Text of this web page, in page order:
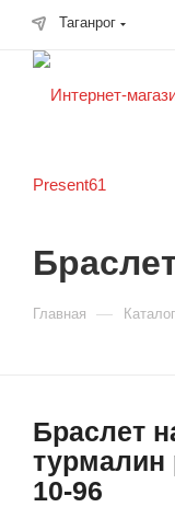
Таганрог
Главная — Каталог
Браслет
10-96